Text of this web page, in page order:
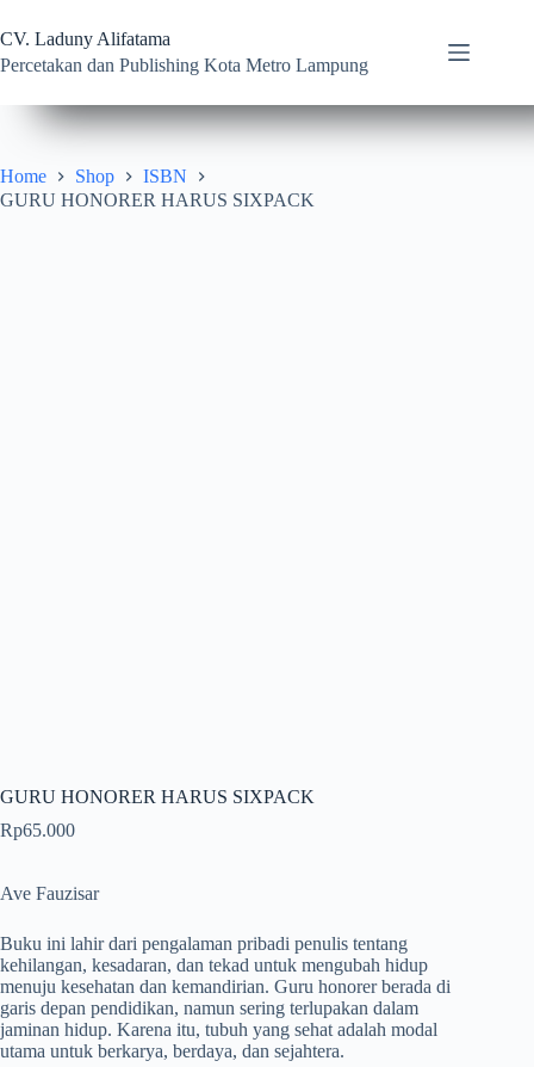
to
content
CV. Laduny Alifatama
Percetakan dan Publishing Kota Metro Lampung
Home Shop
ISBN
GURU HONORER HARUS SIXPACK
GURU HONORER HARUS SIXPACK
Rp65.000
Ave Fauzisar
Buku ini lahir dari pengalaman pribadi penulis tentang
kehilangan, kesadaran, dan tekad untuk mengubah hidup
menuju kesehatan dan kemandirian. Guru honorer berada di
garis depan pendidikan, namun sering terlupakan dalam
jaminan hidup. Karena itu, tubuh yang sehat adalah modal
utama untuk berkarya, berdaya, dan sejahtera.